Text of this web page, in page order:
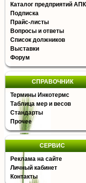
Каталог предприятий АПК
Подписка
Прайс-листы
Вопросы и ответы
Список должников
Выставки
Форум
СПРАВОЧНИК
Термины Инкотермс
Таблица мер и весов
Стандарты
Прочее
СЕРВИС
Реклама на сайте
Личный кабинет
Контакты